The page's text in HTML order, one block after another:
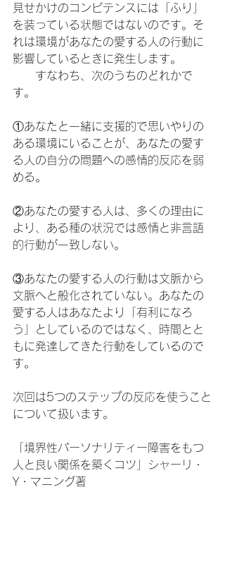
見せかけのコンピテンスには「ふり」
を装っている状態ではないのです。そ
れは環境があなたの愛する人の行動に
影響しているときに発生します。
すなわち、次のうちのどれかで
す。
①あなたと一緒に支援的で思いやりの
ある環境にいることが、あなたの愛す
る人の自分の問題への感情的反応を弱
める。
②あなたの愛する人は、多くの理由に
より、ある種の状況では感情と非言語
的行動が一致しない。
③あなたの愛する人の行動は文脈から
文脈へと般化されていない。あなたの
愛する人はあなたより「有利になろ
う」としているのではなく、時間とと
もに発達してきた行動をしているので
す。
次回は5つのステップの反応を使うこと
について扱います。
「境界性パーソナリティー障害をもつ
人と良い関係を築くコツ」シャーリ・
Y・マニング著